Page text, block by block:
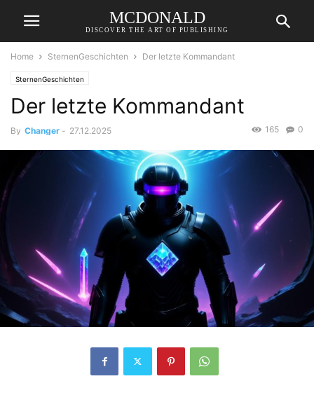
MCDONALD
DISCOVER THE ART OF PUBLISHING
Home SternenGeschichten Der letzte Kommandant
SternenGeschichten
Der letzte Kommandant
By Changer - 27.12.2025 0
165